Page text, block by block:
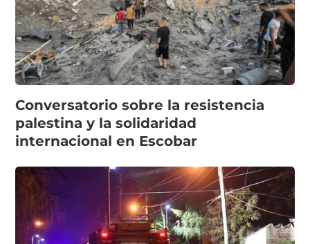
Conversatorio sobre la resistencia
palestina y la solidaridad
internacional en Escobar